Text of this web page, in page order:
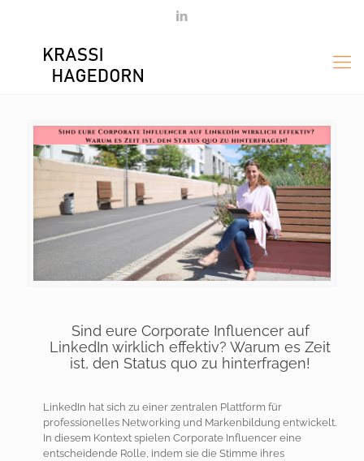
Sind eure Corporate Influencer auf
LinkedIn wirklich effektiv? Warum es Zeit
ist, den Status quo zu hinterfragen!
LinkedIn hat sich zu einer zentralen Plattform für
professionelles Networking und Markenbildung entwickelt.
In diesem Kontext spielen Corporate Influencer eine
entscheidende Rolle, indem sie die Stimme ihres